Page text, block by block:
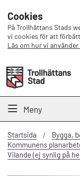
Cookies
På Trollhättans Stads
vi cookies för att
Läs om hur vi
Meny
Startsida
Bygga,
Kommunens
Vilande (ej synlig på